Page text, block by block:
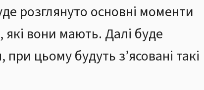
розглянуто основні моменти
які вони мають. Далі буде
цьому будуть з’ясовані такі